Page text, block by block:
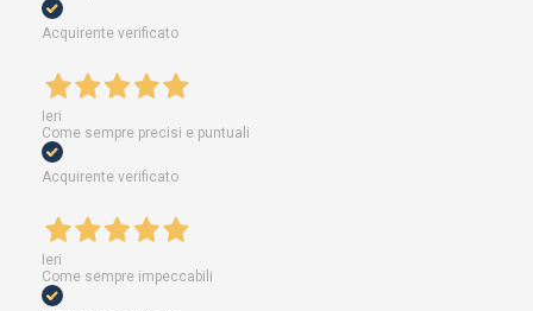
Acquirente verificato
Ieri
Come sempre precisi e puntuali
Acquirente verificato
Ieri
Come sempre impeccabili